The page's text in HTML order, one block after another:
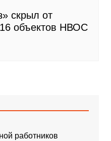
скрыл от
объектов НВОС
работников